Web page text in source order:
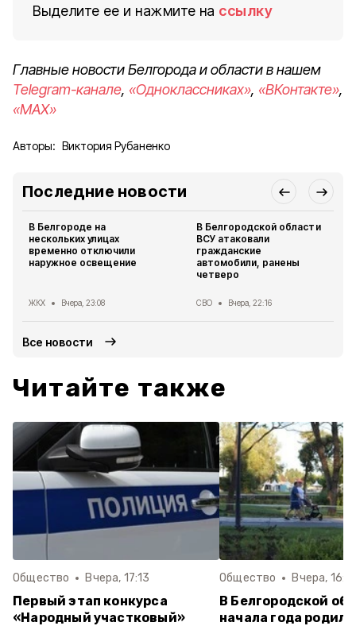
Выделите ее и нажмите на ссылку
Главные новости Белгорода и области в нашем
Telegram-канале, «Одноклассниках», «ВКонтакте»,
«MAX»
Авторы: Виктория Рубаненко
Последние новости
В Белгороде на
нескольких улицах
временно отключили
наружное освещение
ЖКХ Вчера, 23:08
В Белгородской области
ВСУ атаковали
гражданские
автомобили, ранены
четверо
СВО Вчера, 22:16
Все новости
Читайте также
Общество Вчера, 17:13
Первый этап конкурса
«Народный участковый»
Общество Вчера,
В Белгородской
начала года